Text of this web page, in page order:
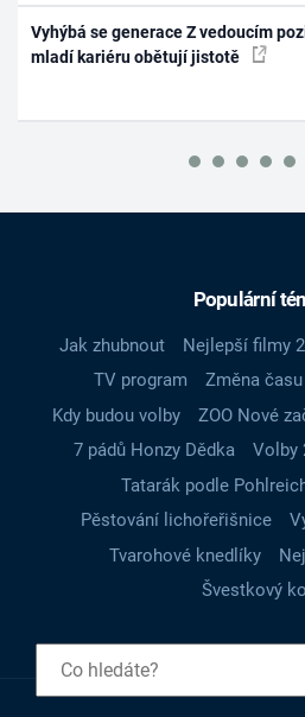
Vyhýbá se generace Z vedoucím
mladí kariéru obětují jistotě
Populární
Jak zhubnout Nejlepší filmy
TV program
Změna času
Kdy budou volby
ZOO Nové
7 pádů Honzy Dědka
Volby
Tatarák podle
Pěstování lichořeřišnice
Tvarohové knedlíky
Švestkový